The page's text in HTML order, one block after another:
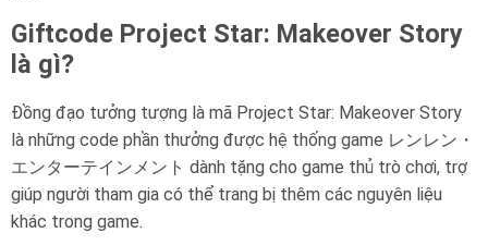
Giftcode Project Star: Makeover Story
là gì?
Đồng đạo tưởng tượng là mã Project Star: Makeover Story
là những code phần thưởng được hệ thống game レンレン・
エンターテインメント dành tặng cho game thủ trò chơi, trợ
giúp người tham gia có thể trang bị thêm các nguyên liệu
khác trong game.